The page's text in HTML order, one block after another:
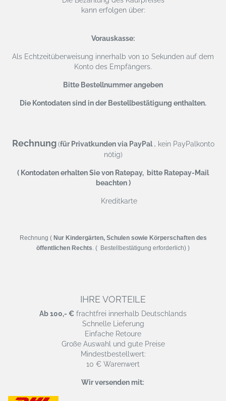
kann erfolgen über:
Vorauskasse:
Als Echtzeitüberweisung innerhalb von 10 Sekunden auf dem
Konto des Empfängers.
Bitte Bestellnummer angeben
Die Kontodaten sind in der Bestellbestätigung enthalten.
Rechnung (für Privatkunden via PayPal, kein PayPalkonto
nötig)
( Kontodaten erhalten Sie von Ratepay, bitte Ratepay-Mail
beachten )
Kreditkarte
Rechnung ( Nur Kindergärten, Schulen sowie Körperschaften des
öffentlichen Rechts. ( Bestellbestätigung erforderlich) )
IHRE VORTEILE
Ab 100,- € frachtfrei innerhalb Deutschlands
Schnelle Lieferung
Einfache Retoure
Große Auswahl und gute Preise
Mindestbestellwert:
10 € Warenwert
Wir versenden mit: